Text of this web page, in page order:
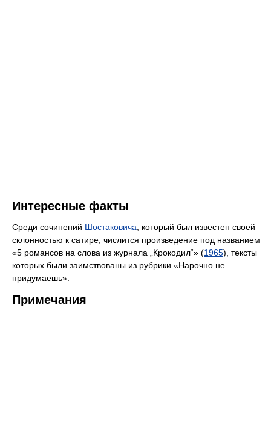
Интересные факты
Среди сочинений Шостаковича , который был известен своей
склонностью к сатире, числится произведение под названием
«5 романсов на слова из журнала „Крокодил“» (1965), тексты
которых были заимствованы из рубрики «Нарочно не
придумаешь».
Примечания